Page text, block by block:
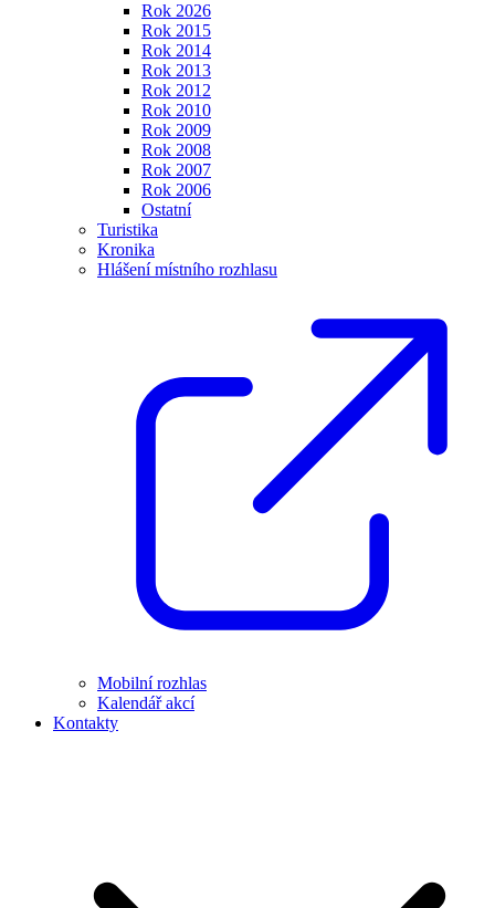
Rok 2026
Rok 2015
Rok 2014
Rok 2013
Rok 2012
Rok 2010
Rok 2009
Rok 2008
Rok 2007
Rok 2006
Ostatní
Turistika
Kronika
Hlášení místního rozhlasu
Mobilní rozhlas
Kalendář akcí
Kontakty